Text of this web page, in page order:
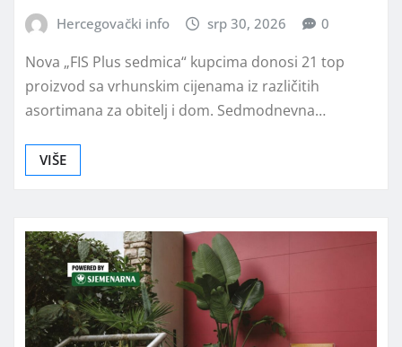
Hercegovački info srp 30, 2026 0
Nova „FIS Plus sedmica“ kupcima donosi 21 top
proizvod sa vrhunskim cijenama iz različitih
asortimana za obitelj i dom. Sedmodnevna…
VIŠE